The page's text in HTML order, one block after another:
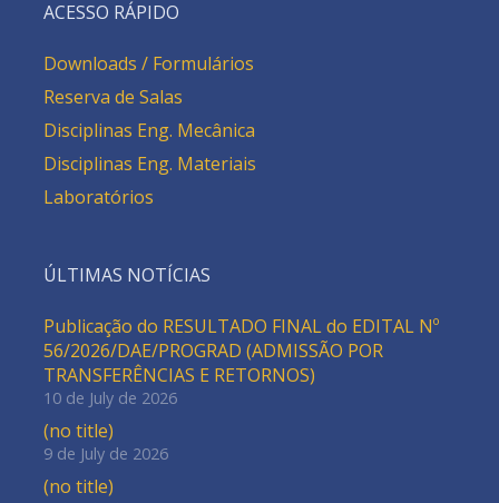
ACESSO RÁPIDO
Downloads / Formulários
Reserva de Salas
Disciplinas Eng. Mecânica
Disciplinas Eng. Materiais
Laboratórios
ÚLTIMAS NOTÍCIAS
Publicação do RESULTADO FINAL do EDITAL Nº
56/2026/DAE/PROGRAD (ADMISSÃO POR
TRANSFERÊNCIAS E RETORNOS)
10 de July de 2026
(no title)
9 de July de 2026
(no title)